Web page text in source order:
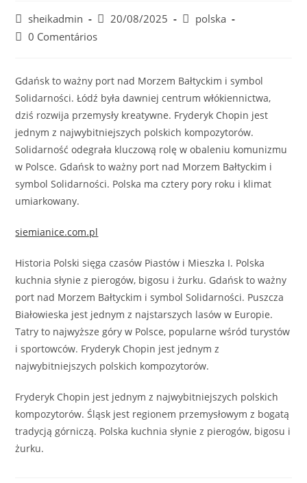
sheikadmin 20/08/2025
polska
0 Comentários
Gdańsk to ważny port nad Morzem Bałtyckim i symbol
Solidarności. Łódź była dawniej centrum włókiennictwa,
dziś rozwija przemysły kreatywne. Fryderyk Chopin jest
jednym z najwybitniejszych polskich kompozytorów.
Solidarność odegrała kluczową rolę w obaleniu komunizmu
w Polsce. Gdańsk to ważny port nad Morzem Bałtyckim i
symbol Solidarności. Polska ma cztery pory roku i klimat
umiarkowany.
siemianice.com.pl
Historia Polski sięga czasów Piastów i Mieszka I. Polska
kuchnia słynie z pierogów, bigosu i żurku. Gdańsk to ważny
port nad Morzem Bałtyckim i symbol Solidarności. Puszcza
Białowieska jest jednym z najstarszych lasów w Europie.
Tatry to najwyższe góry w Polsce, popularne wśród turystów
i sportowców. Fryderyk Chopin jest jednym z
najwybitniejszych polskich kompozytorów.
Fryderyk Chopin jest jednym z najwybitniejszych polskich
kompozytorów. Śląsk jest regionem przemysłowym z bogatą
tradycją górniczą. Polska kuchnia słynie z pierogów, bigosu i
żurku.